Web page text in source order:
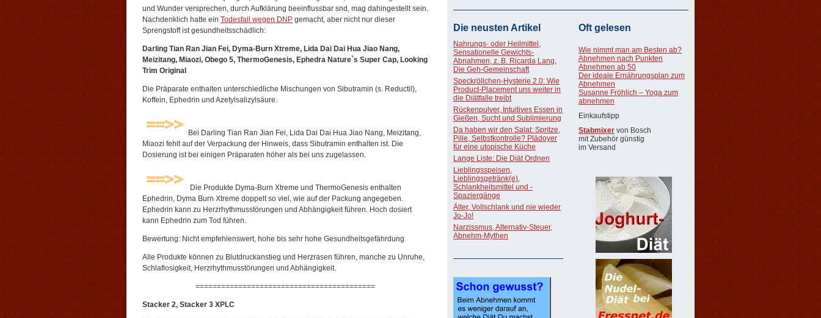
und Wunder versprechen, durch Aufklärung beeinflussbar snd, mag dahingestellt sein.
Nachdenklich hatte ein Todesfall wegen DNP gemacht, aber nicht nur dieser
Sprengstoff ist gesundheitsschädlich:
Darling Tian Ran Jian Fei, Dyma-Burn Xtreme, Lida Dai Dai Hua Jiao Nang,
Meizitang, Miaozi, Obego 5, ThermoGenesis, Ephedra Nature`s Super Cap, Looking
Trim Original
Die Präparate enthalten unterschiedliche Mischungen von Sibutramin (s. Reductil),
Koffein, Ephedrin und Azetylsalizylsäure.
Bei Darling Tian Ran Jian Fei, Lida Dai Dai Hua Jiao Nang, Meizitang,
Miaozi fehlt auf der Verpackung der Hinweis, dass Sibutramin enthalten ist. Die
Dosierung ist bei einigen Präparaten höher als bei uns zugelassen.
Die Produkte Dyma-Burn Xtreme und ThermoGenesis enthalten
Ephedrin, Dyma Burn Xtreme doppelt so viel, wie auf der Packung angegeben.
Ephedrin kann zu Herzrhythmusstörungen und Abhängigkeit führen. Hoch dosiert
kann Ephedrin zum Tod führen.
Bewertung: Nicht empfehlenswert, hohe bis sehr hohe Gesundheitsgefährdung
Alle Produkte können zu Blutdruckanstieg und Herzrasen führen, manche zu Unruhe,
Schlaflosigkeit, Herzrhythmusstörungen und Abhängigkeit.
==========================================
Stacker 2, Stacker 3 XPLC
Die neusten Artikel
Nahrungs- oder Heilmittel,
Sensationelle Gewichts-
Abnahmen, z. B. Ricarda Lang,
Die Geh-Gemeinschaft
Speckröllchen-Hysterie 2.0: Wie
Product-Placement uns weiter in
die Diätfalle treibt
Rückenpulver, Intuitives Essen in
Gießen, Sucht und Sublimierung
Da haben wir den Salat: Spritze,
Pille, Selbstkontrolle? Plädoyer
für eine utopische Küche
Lange Liste: Die Diät Ordnen
Lieblingsspeisen,
Lieblingsgetränk(e),
Schlankheitsmittel und -
Spaziergänge
Älter, Vollschlank und nie wieder
Jo-Jo!
Narzissmus, Alternativ-Steuer,
Abnehm-Mythen
Oft gelesen
Wie nimmt man am Besten ab?
Abnehmen nach Punkten
Abnehmen ab 50
Der ideale Ernährungsplan zum
Abnehmen
Susanne Fröhlich – Yoga zum
abnehmen
Einkaufstipp
Stabmixer von Bosch
mit Zubehör günstig
im Versand